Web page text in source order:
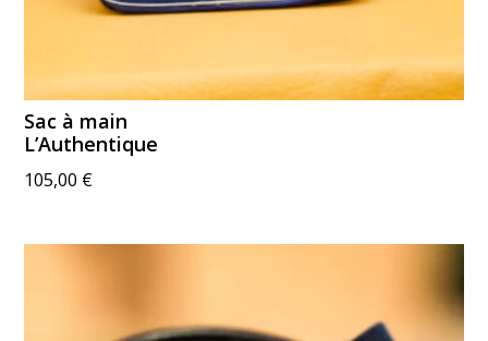
Sac à main
L’Authentique
105,00 €